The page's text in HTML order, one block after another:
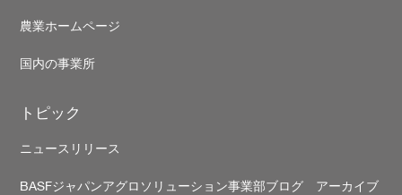
農業ホームページ
国内の事業所
トピック
ニュースリリース
BASFジャパンアグロソリューション事業部ブログ アーカイブ